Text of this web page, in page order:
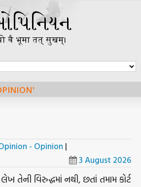
- Opinion |
3 August 2026
વિરુદ્ધમાં નથી, છતાં તમામ કોર્ટ